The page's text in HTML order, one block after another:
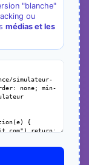
"blanche"
ou
médias et les